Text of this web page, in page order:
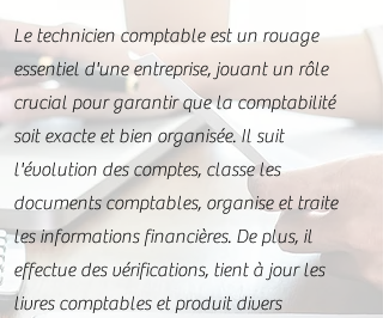
Le technicien comptable est un rouage
essentiel d'une entreprise, jouant un rôle
crucial pour garantir que la comptabilité
soit exacte et bien organisée. Il suit
l'évolution des comptes, classe les
documents comptables, organise et traite
les informations financières. De plus, il
effectue des vérifications, tient à jour les
livres comptables et produit divers